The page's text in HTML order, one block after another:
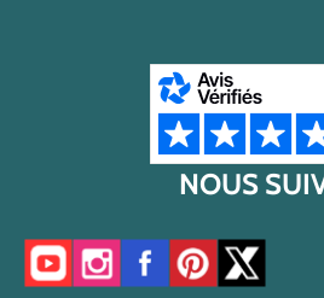
NOUS
Accéder à notre chaîne YouTube
Accéder à notre compte
Accéder à notre page
Accéder à notre
Accéder